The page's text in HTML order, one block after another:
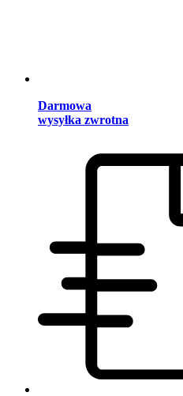
Darmowa
wysyłka zwrotna